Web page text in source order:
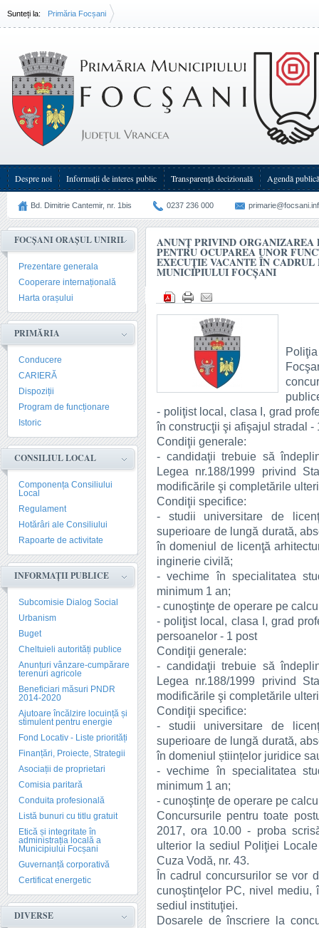
Sunteți la: Primăria Focșani
Despre noi Informații de interes public Transparenţă decizională Agendă publică
Bd. Dimitrie Cantemir, nr. 1bis 0237 236 000
FOCȘANI ORAȘUL UNIRII
Prezentare generala
Cooperare internațională
Harta orașului
PRIMĂRIA
Conducere
CARIERĂ
Dispoziții
Program de funcționare
Istoric
CONSILIUL LOCAL
Componența Consiliului
Local
Regulament
Hotărâri ale Consiliului
Rapoarte de activitate
INFORMAȚII PUBLICE
Subcomisie Dialog Social
Urbanism
Buget
Cheltuieli autorități publice
Anunțuri vânzare-cumpărare
terenuri agricole
Beneficiari măsuri PNDR
2014-2020
Ajutoare încălzire locuință și
stimulent pentru energie
Fond Locativ - Liste priorități
Finanțări, Proiecte, Strategii
Asociații de proprietari
Comisia paritară
Conduita profesională
Listă bunuri cu titlu gratuit
Etică și integritate în
administrația locală a
Municipiului Focșani
Guvernanță corporativă
Certificat energetic
DIVERSE
ANUNȚ PRIVIND ORGANIZAREA
PENTRU OCUPAREA UNOR
EXECUŢIE VACANTE ÎN
MUNICIPIULUI FOCŞANI
- poliţist local, clasa I, grad
în construcţii şi afişajul stradal -
Condiţii generale:
- candidaţii trebuie să
Legea nr.188/1999 privind
modificările şi completările
Condiţii specifice:
- studii universitare de
superioare de lungă durată,
în domeniul de licenţă
inginerie civilă;
- vechime în specialitatea
minimum 1 an;
- cunoştinţe de operare pe
- poliţist local, clasa I, grad
persoanelor - 1 post
Condiţii generale:
- candidaţii trebuie să
Legea nr.188/1999 privind
modificările şi completările
Condiţii specifice:
- studii universitare de
superioare de lungă durată,
în domeniul științelor juridice
- vechime în specialitatea
minimum 1 an;
- cunoştinţe de operare pe
Concursurile pentru toate
2017, ora 10.00 - proba
ulterior la sediul Poliţiei
Cuza Vodă, nr. 43.
În cadrul concursurilor se vor
cunoştinţelor PC, nivel
sediul instituţiei.
Dosarele de înscriere la